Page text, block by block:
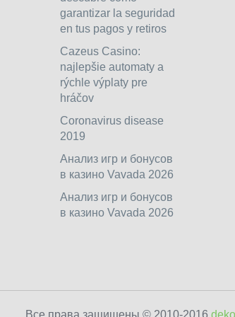
garantizar la seguridad
en tus pagos y retiros
Cazeus Casino:
najlepšie automaty a
rýchle výplaty pre
hráčov
Coronavirus disease
2019
Анализ игр и бонусов
в казино Vavada 2026
Анализ игр и бонусов
в казино Vavada 2026
Все права защищены © 2010-2016